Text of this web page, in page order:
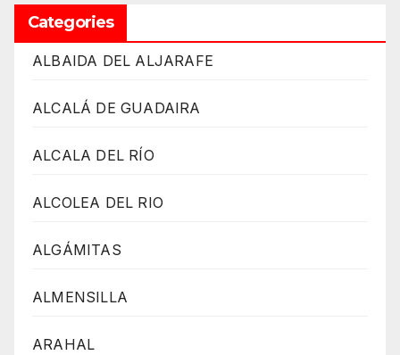
Categories
ALBAIDA DEL ALJARAFE
ALCALÁ DE GUADAIRA
ALCALA DEL RÍO
ALCOLEA DEL RIO
ALGÁMITAS
ALMENSILLA
ARAHAL